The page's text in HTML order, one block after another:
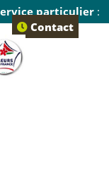
particulier:
Contact